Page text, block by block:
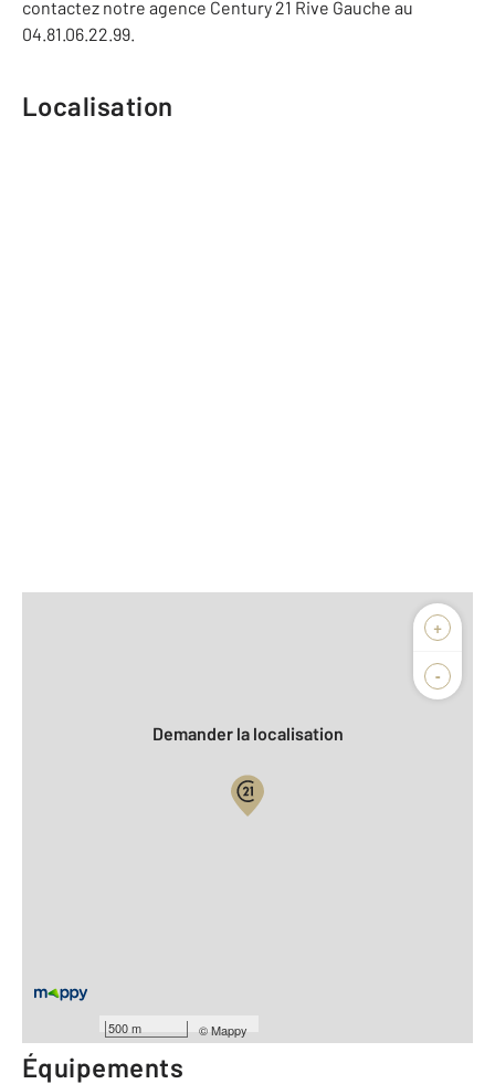
contactez notre agence Century 21 Rive Gauche au
04.81.06.22.99.
Localisation
+
-
500 m ©Mappy
Biens vendus
Demander la localisation
Année construction : 2022
Équipements